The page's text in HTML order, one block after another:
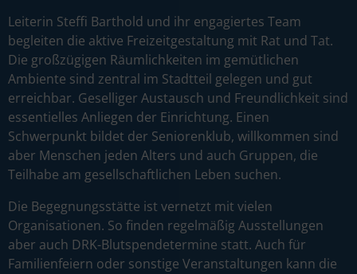
Leiterin Steffi Barthold und ihr engagiertes Team
begleiten die aktive Freizeitgestaltung mit Rat und Tat.
Die großzügigen Räumlichkeiten im gemütlichen
Ambiente sind zentral im Stadtteil gelegen und gut
erreichbar. Geselliger Austausch und Freundlichkeit sind
essentielles Anliegen der Einrichtung. Einen
Schwerpunkt bildet der Seniorenklub, willkommen sind
aber Menschen jeden Alters und auch Gruppen, die
Teilhabe am gesellschaftlichen Leben suchen.
Die Begegnungsstätte ist vernetzt mit vielen
Organisationen. So finden regelmäßig Ausstellungen
aber auch DRK-Blutspendetermine statt. Auch für
Familienfeiern oder sonstige Veranstaltungen kann die